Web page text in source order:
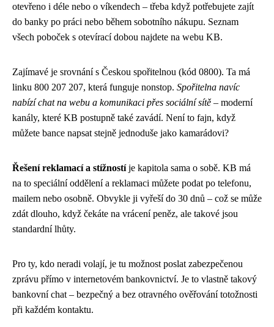
otevřeno i déle nebo o víkendech – třeba když potřebujete zajít
do banky po práci nebo během sobotního nákupu. Seznam
všech poboček s otevírací dobou najdete na webu KB.
Zajímavé je srovnání s Českou spořitelnou (kód 0800). Ta má
linku 800 207 207, která funguje nonstop. Spořitelna navíc
nabízí chat na webu a komunikaci přes sociální sítě – moderní
kanály, které KB postupně také zavádí. Není to fajn, když
můžete bance napsat stejně jednoduše jako kamarádovi?
Řešení reklamací a stížnostíje kapitola sama o sobě. KB má
na to speciální oddělení a reklamaci můžete podat po telefonu,
mailem nebo osobně. Obvykle ji vyřeší do 30 dnů – což se může
zdát dlouho, když čekáte na vrácení peněz, ale takové jsou
standardní lhůty.
Pro ty, kdo neradi volají, je tu možnost poslat zabezpečenou
zprávu přímo v internetovém bankovnictví. Je to vlastně takový
bankovní chat – bezpečný a bez otravného ověřování totožnosti
při každém kontaktu.